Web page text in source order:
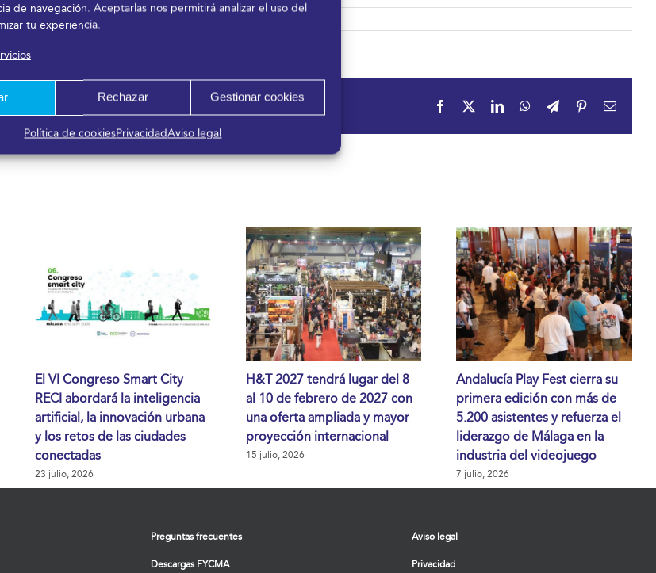
de navegación. Aceptarlas nos permitirá analizar el uso del
tu experiencia.
Rechazar Gestionar cookies
Política de cookiesPrivacidadAviso legal
Facebook LinkedInWhatsApp
TelegramPinterestCorreo
El VI Congreso Smart City
RECI abordará la inteligencia
artificial, la innovación urbana
y los retos de las ciudades
conectadas
23 julio, 2026
H&T 2027 tendrá lugar del 8
al 10 de febrero de 2027 con
una oferta ampliada y mayor
proyección internacional
15 julio, 2026
Andalucía Play Fest cierra su
primera edición con más de
5.200 asistentes y refuerza el
liderazgo de Málaga en la
industria del videojuego
7 julio, 2026
Preguntas frecuentes
Descargas FYCMA
Aviso legal
Privacidad